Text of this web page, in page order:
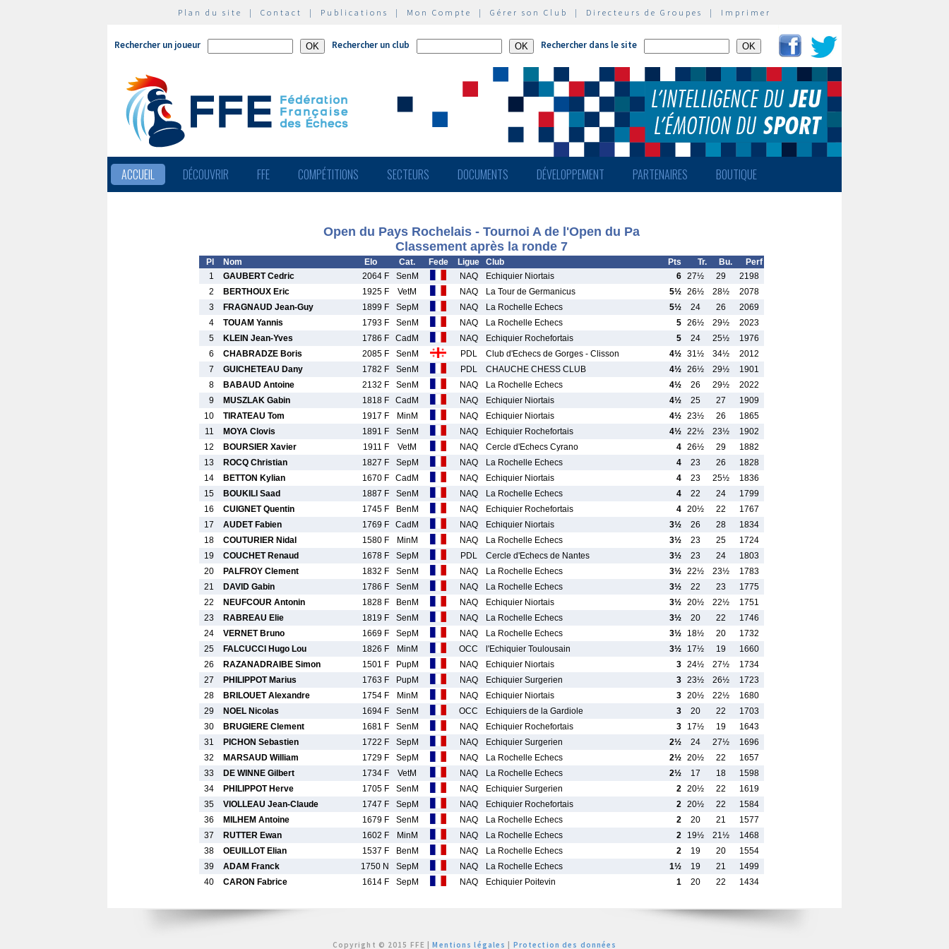
Plan du site | Contact | Publications | Mon Compte | Gérer son Club | Directeurs de Groupes | Imprimer
Rechercher un joueur Rechercher un club Rechercher dans le site
ACCUEIL DÉCOUVRIR FFE COMPÉTITIONS SECTEURS DOCUMENTS DÉVELOPPEMENT PARTENAIRES BOUTIQUE
Open du Pays Rochelais - Tournoi A de l'Open du Pa
Classement après la ronde 7
Pl Nom Elo Cat. Fede Ligue Club Pts Tr. Bu.
Perf
1
GAUBERT Cedric 2064 F SenM NAQ Echiquier Niortais 6 27½ 29
2198
2
BERTHOUX Eric 1925 F VetM NAQ La Tour de Germanicus 5½ 26½ 28½
2078
3
FRAGNAUD Jean-Guy 1899 F SepM NAQ La Rochelle Echecs 5½ 24 26
2069
4
TOUAM Yannis 1793 F SenM NAQ La Rochelle Echecs 5 26½ 29½
2023
5
KLEIN Jean-Yves 1786 F CadM NAQ Echiquier Rochefortais 5 24 25½
1976
6
CHABRADZE Boris 2085 F SenM PDL Club d'Echecs de Gorges - Clisson 4½ 31½ 34½
2012
7
GUICHETEAU Dany 1782 F SenM PDL CHAUCHE CHESS CLUB 4½ 26½ 29½
1901
8
BABAUD Antoine 2132 F SenM NAQ La Rochelle Echecs 4½ 26 29½
2022
9
MUSZLAK Gabin 1818 F CadM NAQ Echiquier Niortais 4½ 25 27
1909
10
TIRATEAU Tom 1917 F MinM NAQ Echiquier Niortais 4½ 23½ 26
1865
11
MOYA Clovis 1891 F SenM NAQ Echiquier Rochefortais 4½ 22½ 23½
1902
12
BOURSIER Xavier 1911 F VetM NAQ Cercle d'Echecs Cyrano 4 26½ 29
1882
13
ROCQ Christian 1827 F SepM NAQ La Rochelle Echecs 4 23 26
1828
14
BETTON Kylian 1670 F CadM NAQ Echiquier Niortais 4 23 25½
1836
15
BOUKILI Saad 1887 F SenM NAQ La Rochelle Echecs 4 22 24
1799
16
CUIGNET Quentin 1745 F BenM NAQ Echiquier Rochefortais 4 20½ 22
1767
17
AUDET Fabien 1769 F CadM NAQ Echiquier Niortais 3½ 26 28
1834
18
COUTURIER Nidal 1580 F MinM NAQ La Rochelle Echecs 3½ 23 25
1724
19
COUCHET Renaud 1678 F SepM PDL Cercle d'Echecs de Nantes 3½ 23 24
1803
20
PALFROY Clement 1832 F SenM NAQ La Rochelle Echecs 3½ 22½ 23½
1783
21
DAVID Gabin 1786 F SenM NAQ La Rochelle Echecs 3½ 22 23
1775
22
NEUFCOUR Antonin 1828 F BenM NAQ Echiquier Niortais 3½ 20½ 22½
1751
23
RABREAU Elie 1819 F SenM NAQ La Rochelle Echecs 3½ 20 22
1746
24
VERNET Bruno 1669 F SepM NAQ La Rochelle Echecs 3½ 18½ 20
1732
25
FALCUCCI Hugo Lou 1826 F MinM OCC l'Echiquier Toulousain 3½ 17½ 19
1660
26
RAZANADRAIBE Simon 1501 F PupM NAQ Echiquier Niortais 3 24½ 27½
1734
27
PHILIPPOT Marius 1763 F PupM NAQ Echiquier Surgerien 3 23½ 26½
1723
28
BRILOUET Alexandre 1754 F MinM NAQ Echiquier Niortais 3 20½ 22½
1680
29
NOEL Nicolas 1694 F SenM OCC Echiquiers de la Gardiole 3 20 22
1703
30
BRUGIERE Clement 1681 F SenM NAQ Echiquier Rochefortais 3 17½ 19
1643
31
PICHON Sebastien 1722 F SepM NAQ Echiquier Surgerien 2½ 24 27½
1696
32
MARSAUD William 1729 F SepM NAQ La Rochelle Echecs 2½ 20½ 22
1657
33
DE WINNE Gilbert 1734 F VetM NAQ La Rochelle Echecs 2½ 17 18
1598
34
PHILIPPOT Herve 1705 F SenM NAQ Echiquier Surgerien 2 20½ 22
1619
35
VIOLLEAU Jean-Claude 1747 F SepM NAQ Echiquier Rochefortais 2 20½ 22
1584
36
MILHEM Antoine 1679 F SenM NAQ La Rochelle Echecs 2 20 21
1577
37
RUTTER Ewan 1602 F MinM NAQ La Rochelle Echecs 2 19½ 21½
1468
38
OEUILLOT Elian 1537 F BenM NAQ La Rochelle Echecs 2 19 20
1554
39
ADAM Franck 1750 N SepM NAQ La Rochelle Echecs 1½ 19 21
1499
40
CARON Fabrice 1614 F SepM NAQ Echiquier Poitevin 1 20 22 1434
Copyright © 2015 FFE |Mentions légales Protection des données